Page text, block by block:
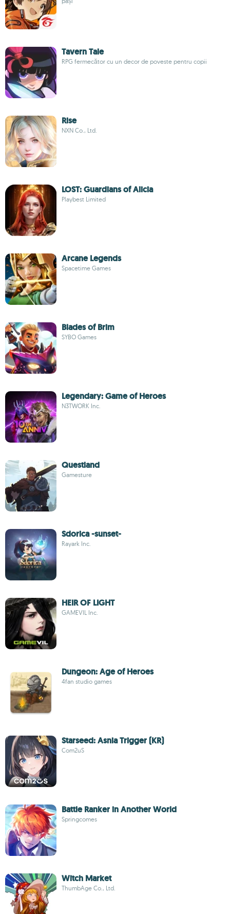
Tavern Tale
RPG fermecător cu un decor de poveste pentru copii
Rise
NXN Co., Ltd.
LOST: Guardians of Alicia
Playbest Limited
Arcane Legends
Spacetime Games
Blades of Brim
SYBO Games
Legendary: Game of Heroes
N3TWORK Inc.
Questland
Gamesture
Sdorica -sunset-
Rayark Inc.
HEIR OF LIGHT
GAMEVIL Inc.
Dungeon: Age of Heroes
4fan studio games
Starseed: Asnia Trigger (KR)
Com2uS
Battle Ranker in Another World
Springcomes
Witch Market
ThumbAge Co., Ltd.